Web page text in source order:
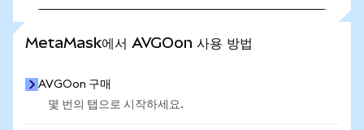
MetaMask에서 AVGOon 사용 방법
AVGOon 구매
몇 번의 탭으로 시작하세요.